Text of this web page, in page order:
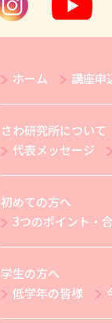
ホーム 講座申
さわ研究所について
代表メッセージ
初めての方へ
3つのポイント・
学生の方へ
低学年の皆様